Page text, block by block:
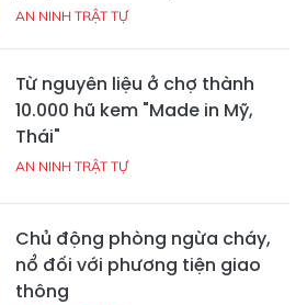
AN NINH TRẬT TỰ
Từ nguyên liệu ở chợ thành
10.000 hũ kem "Made in Mỹ,
Thái"
AN NINH TRẬT TỰ
Chủ động phòng ngừa cháy,
nổ đối với phương tiện giao
thông